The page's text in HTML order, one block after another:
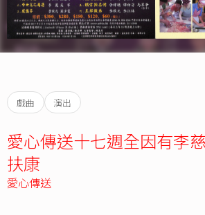
戲曲 演出
愛心傳送十七週全因有李
扶康
愛心傳送